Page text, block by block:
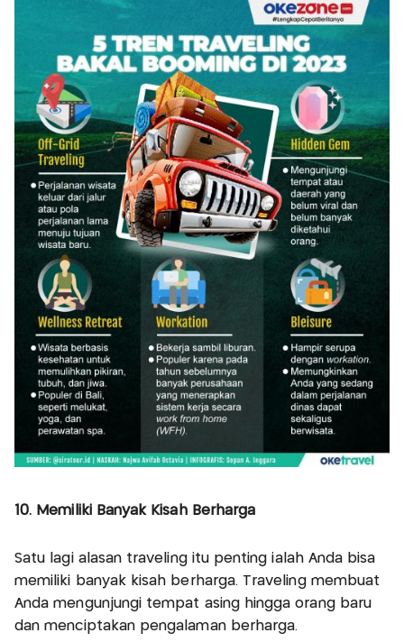
10. Memiliki Banyak Kisah Berharga
Satu lagi alasan traveling itu penting ialah Anda bisa
memiliki banyak kisah berharga. Traveling membuat
Anda mengunjungi tempat asing hingga orang baru
dan menciptakan pengalaman berharga.